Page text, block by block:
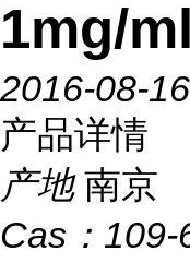
1mg/
2016-08-16
产品详情
产地 南京
Cas： 109-